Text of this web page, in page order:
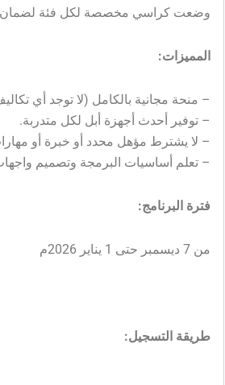
وضعت كراسي مخصصة لكل فئة لضمان
المميزات:
– منحة مجانية بالكامل (لا توجد أي
– توفير أحدث أجهزة أبل لكل متدربة.
– لا يشترط مؤهل محدد أو خبرة أو
– تعلم أساسيات البرمجة وتصميم
فترة البرنامج:
من 7 ديسمبر حتى 1 يناير 2026م
طريقة التسجيل: